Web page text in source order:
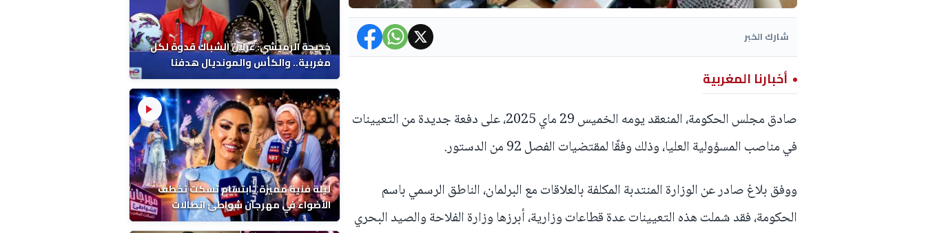
خديجة الرميشي: غزلان الشباك قدوة لكل
مغربية.. والكأس والمونديال هدفنا
ليلة فنية مميزة.. ابتسام تسكت تخطف
الأضواء في مهرجان شواطئ اتصالات
المغرب بالمضيق
شارك الخبر
أخبارنا المغربية
صادق مجلس الحكومة، المنعقد يومه الخميس 29 ماي 2025، على دفعة جديدة من التعيينات
في مناصب المسؤولية العليا، وذلك وفقًا لمقتضيات الفصل 92 من الدستور.
ووفق بلاغ صادر عن الوزارة المنتدبة المكلفة بالعلاقات مع البرلمان، الناطق الرسمي باسم
الحكومة، فقد شملت هذه التعيينات عدة قطاعات وزارية، أبرزها وزارة الفلاحة والصيد البحري